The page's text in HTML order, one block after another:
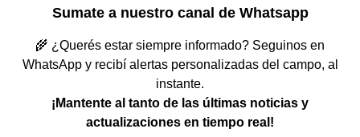
Sumate a nuestro canal de Whatsapp
🌾 ¿Querés estar siempre informado? Seguinos en
WhatsApp y recibí alertas personalizadas del campo, al
instante.
¡Mantente al tanto de las últimas noticias y
actualizaciones en tiempo real!